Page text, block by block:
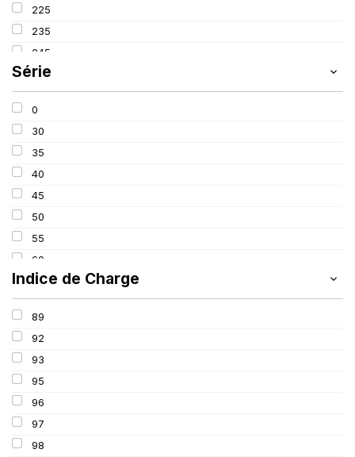
225
235
245
255
265
275
285
295
305
315
325
Série
0
30
35
40
45
50
55
60
65
70
75
80
85
100
Indice de Charge
89
92
93
95
96
97
98